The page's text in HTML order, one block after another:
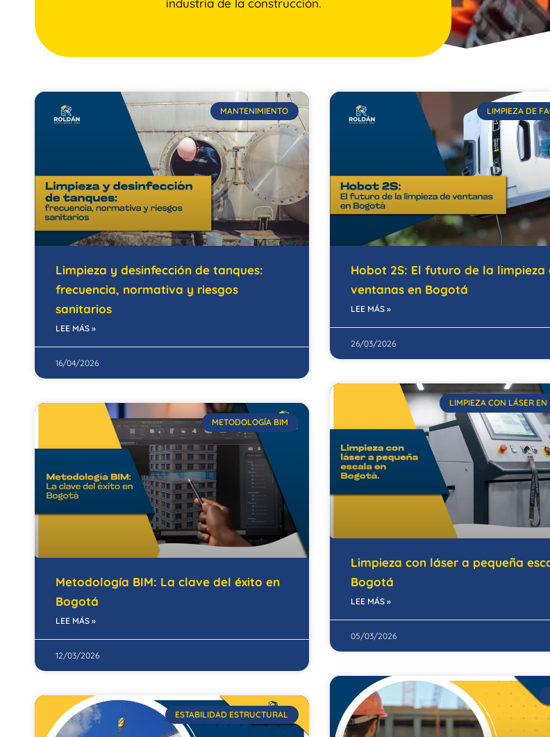
industria de la construcción.
MANTENIMIENTO
Limpieza y desinfección de tanques:
frecuencia, normativa y riesgos
sanitarios
LEE MÁS »
16/04/2026
LIMPIEZA DE
Hobot 2S: El futuro de la limpieza
ventanas en Bogotá
LEE MÁS »
26/03/2026
METODOLOGÍA BIM
Metodología BIM: La clave del éxito en
Bogotá
LEE MÁS »
12/03/2026
LIMPIEZA CON LÁSER EN
Limpieza con láser a pequeña
Bogotá
LEE MÁS »
05/03/2026
ESTABILIDAD ESTRUCTURAL